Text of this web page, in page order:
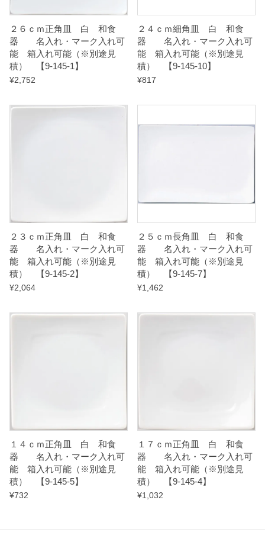
別
途
見
積
）
8
】
q
u
n
２６ｃｍ正角皿 白 和食
器 名入れ・マーク入れ可
能 箱入れ可能（※別途見
積） 【9-145-1】
¥2,752
２４ｃｍ細角皿 白 和食
器 名入れ・マーク入れ可
能 箱入れ可能（※別途見
積） 【9-145-10】
¥817
２３ｃｍ正角皿 白 和食
器 名入れ・マーク入れ可
能 箱入れ可能（※別途見
積） 【9-145-2】
¥2,064
２５ｃｍ長角皿 白 和食
器 名入れ・マーク入れ可
能 箱入れ可能（※別途見
積） 【9-145-7】
¥1,462
１４ｃｍ正角皿 白 和食
器 名入れ・マーク入れ可
能 箱入れ可能（※別途見
積） 【9-145-5】
¥732
１７ｃｍ正角皿 白 和食
器 名入れ・マーク入れ可
能 箱入れ可能（※別途見
積） 【9-145-4】
¥1,032